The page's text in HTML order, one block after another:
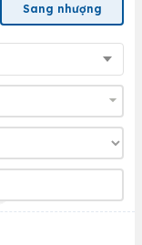
Sang nhượng